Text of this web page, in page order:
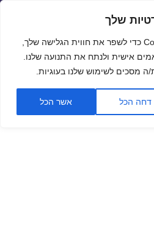
פתח
שלך
אנו משתמשים בקובצי Cookie כדי לשפר את חווית הגלישה שלך,
אישית ולנתח את התנועה שלנו.
מסכים לשימוש שלנו בעוגיות.
דחה הכל אשר הכל
– שער יציג
תפריטים
ווידג'טים
01/2020